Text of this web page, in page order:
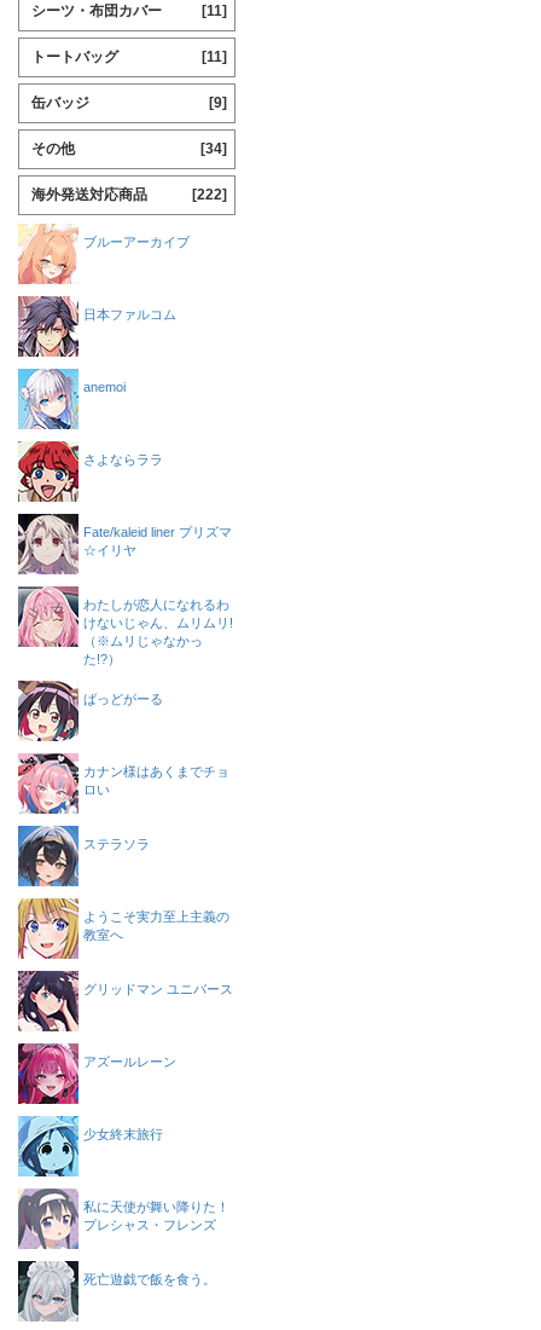
シーツ・布団カバー [11]
トートバッグ [11]
缶バッジ [9]
その他 [34]
海外発送対応商品 [222]
ブルーアーカイブ
日本ファルコム
anemoi
さよならララ
Fate/kaleid liner プリズマ
☆イリヤ
わたしが恋人になれるわ
けないじゃん、ムリムリ!
（※ムリじゃなかっ
た!?）
ばっどがーる
カナン様はあくまでチョ
ロい
ステラソラ
ようこそ実力至上主義の
教室へ
グリッドマン ユニバース
アズールレーン
少女終末旅行
私に天使が舞い降りた！
プレシャス・フレンズ
死亡遊戯で飯を食う。